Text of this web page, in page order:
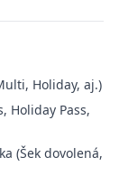
Holiday, aj.)
Holiday Pass,
(Šek dovolená,